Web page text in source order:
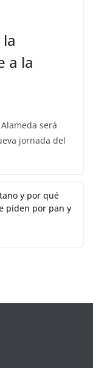
a la
será
jornada del
y por qué
piden por pan y